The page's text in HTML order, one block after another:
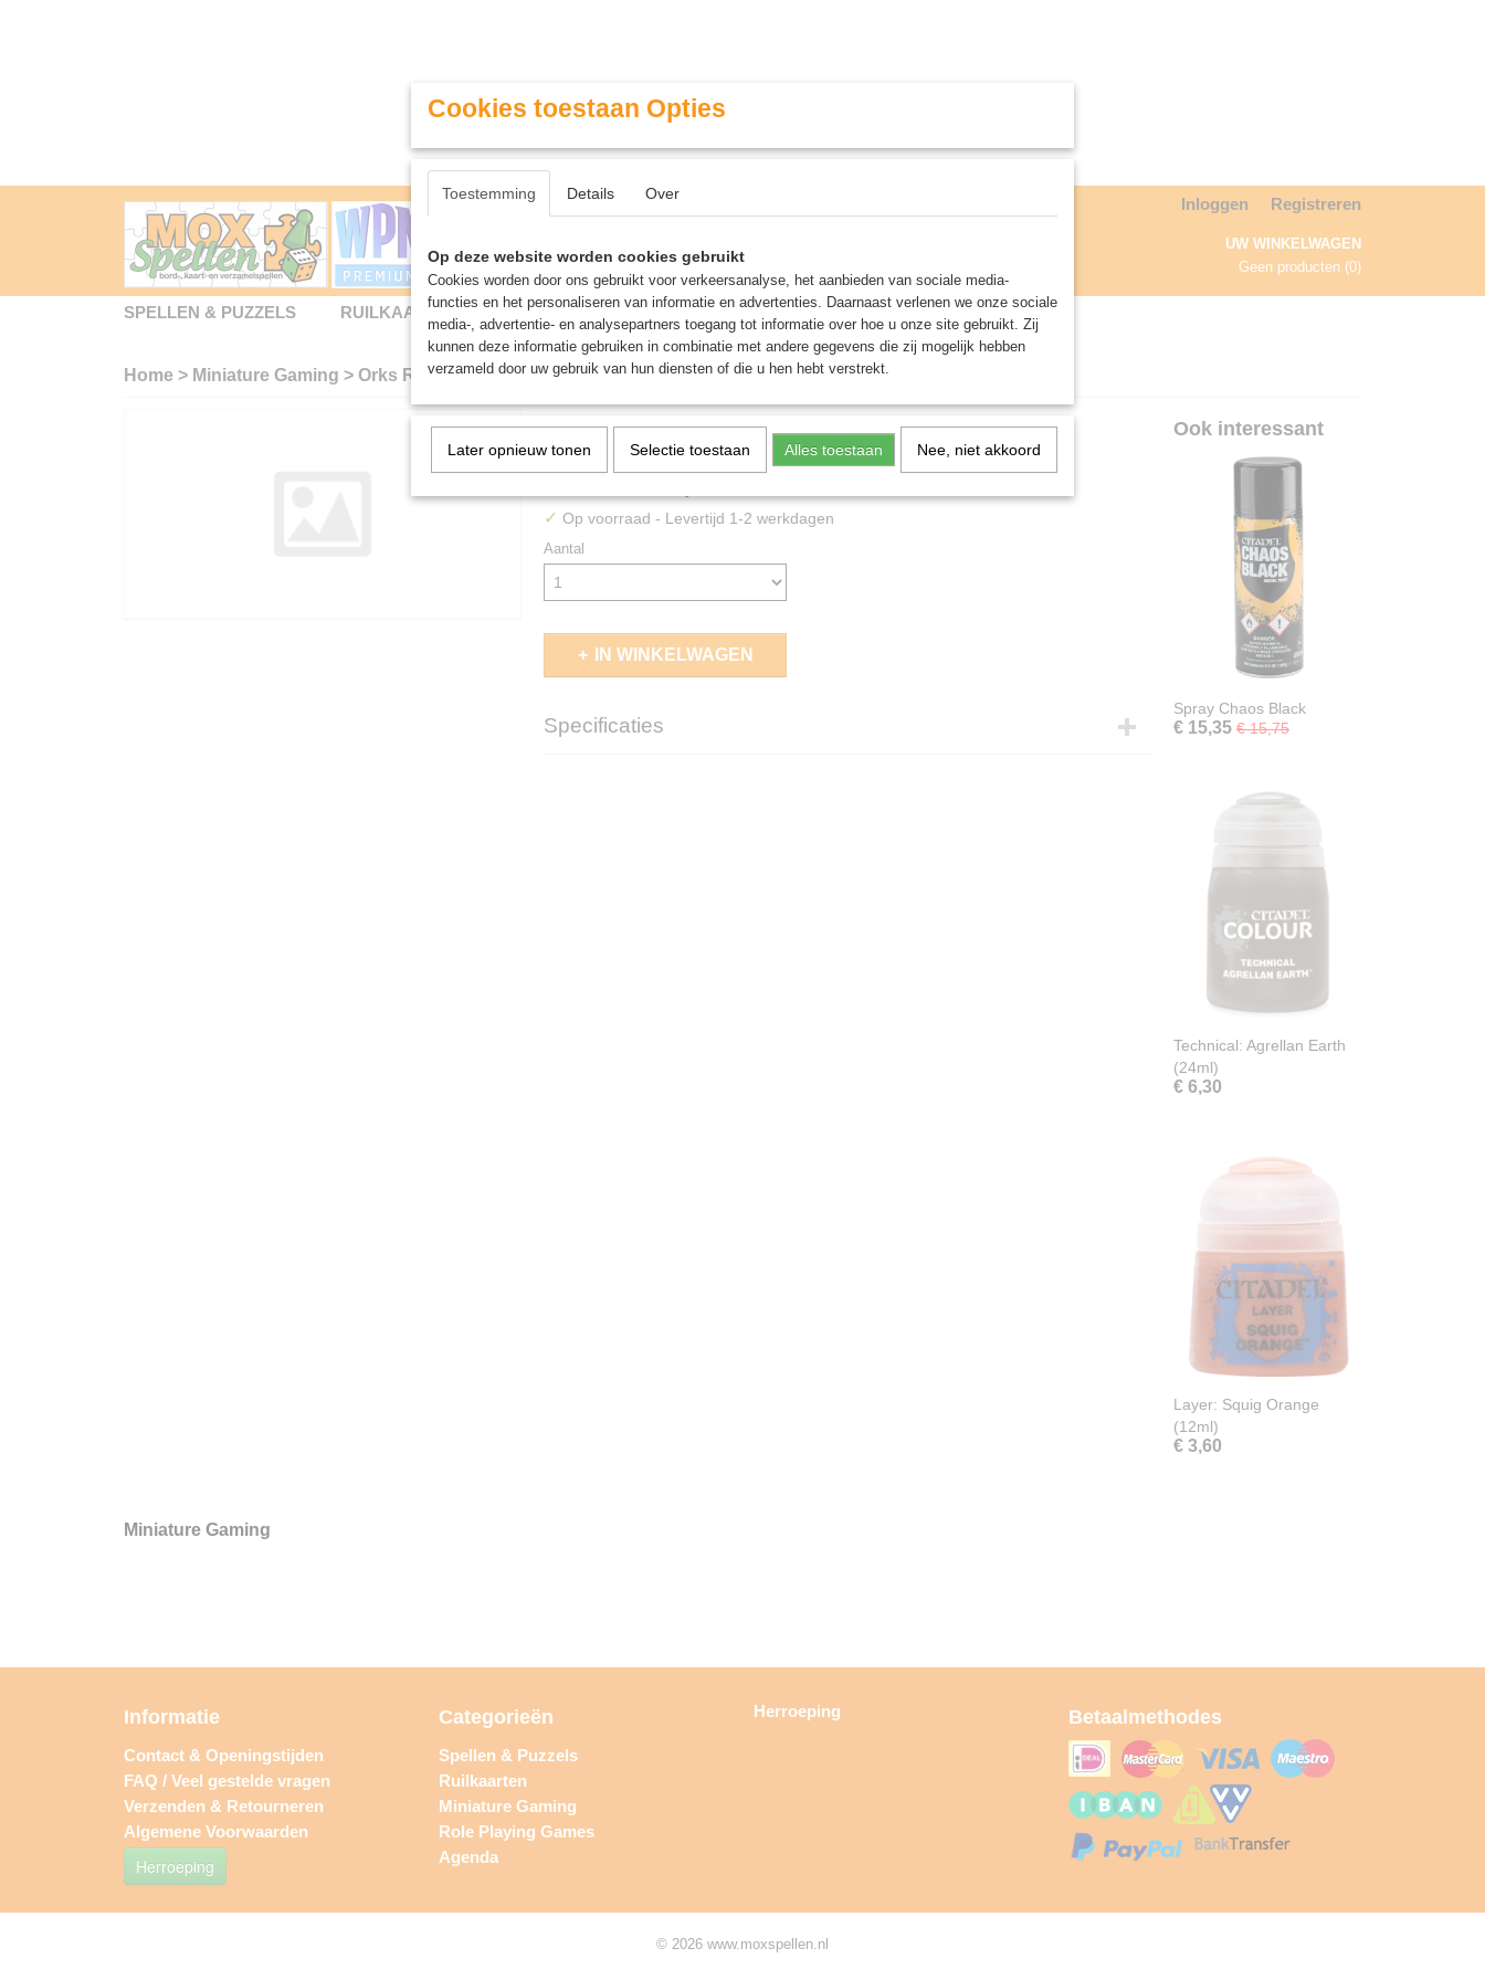
Contact & Openingstijden Inloggen Registreren
UW WINKELWAGEN
Geen producten (0)
SPELLEN & PUZZELS RUILKAARTEN MINIATURE GAMING ROLE PLAYING GAMES AGENDA
Home > Miniature Gaming > Orks Runtherd and Gretchin
Orks Runtherd and Gretchin
€ 19,95
✓ Op voorraad - Levertijd 1-2 werkdagen
Aantal
IN WINKELWAGEN
Specificaties
Ook interessant
Spray Chaos Black
€ 15,35 € 15,75
Technical: Agrellan Earth
(24ml)
€ 6,30
Layer: Squig Orange
(12ml)
€ 3,60
Miniature Gaming
Informatie
Contact & Openingstijden
FAQ / Veel gestelde vragen
Verzenden & Retourneren
Algemene Voorwaarden
Herroeping
Categorieën
Spellen & Puzzels
Ruilkaarten
Miniature Gaming
Role Playing Games
Agenda
Herroeping Betaalmethodes
© 2026 www.moxspellen.nl
Cookies toestaan Opties
Toestemming Details Over
Op deze website worden cookies gebruikt
Cookies worden door ons gebruikt voor verkeersanalyse, het aanbieden van sociale media-
functies en het personaliseren van informatie en advertenties. Daarnaast verlenen we onze sociale
media-, advertentie- en analysepartners toegang tot informatie over hoe u onze site gebruikt. Zij
kunnen deze informatie gebruiken in combinatie met andere gegevens die zij mogelijk hebben
verzameld door uw gebruik van hun diensten of die u hen hebt verstrekt.
Later opnieuw tonen Selectie toestaan Alles toestaan Nee, niet akkoord